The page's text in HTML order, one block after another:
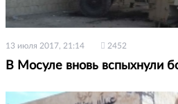
13 июля 2017, 21:14 2452
В Мосуле вновь вспыхнули